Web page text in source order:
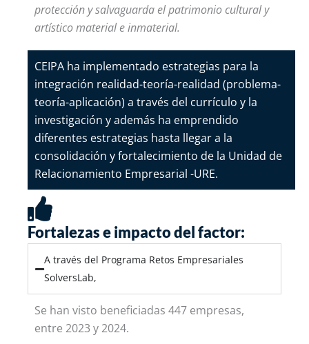
protección y salvaguarda el patrimonio cultural y
artístico material e inmaterial.
CEIPA ha implementado estrategias para la
integración realidad-teoría-realidad (problema-
teoría-aplicación) a través del currículo y la
investigación y además ha emprendido
diferentes estrategias hasta llegar a la
consolidación y fortalecimiento de la Unidad de
Relacionamiento Empresarial -URE.
Fortalezas e impacto del factor:
A través del Programa Retos Empresariales
SolversLab,
Se han visto beneficiadas 447 empresas,
entre 2023 y 2024.